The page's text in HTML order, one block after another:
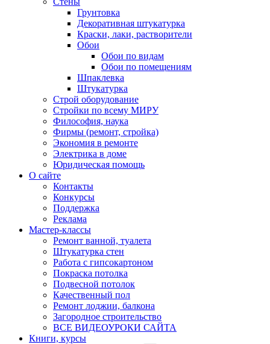
Грунтовка
Декоративная штукатурка
Краски, лаки, растворители
Обои
Обои по видам
Обои по помещениям
Шпаклевка
Штукатурка
Строй оборудование
Стройки по всему МИРУ
Философия, наука
Фирмы (ремонт, стройка)
Экономия в ремонте
Электрика в доме
Юридическая помощь
О сайте
Контакты
Конкурсы
Поддержка
Реклама
Мастер-классы
Ремонт ванной, туалета
Штукатурка стен
Работа с гипсокартоном
Покраска потолка
Подвесной потолок
Качественный пол
Ремонт лоджии, балкона
Загородное строительство
ВСЕ ВИДЕОУРОКИ САЙТА
Книги, курсы